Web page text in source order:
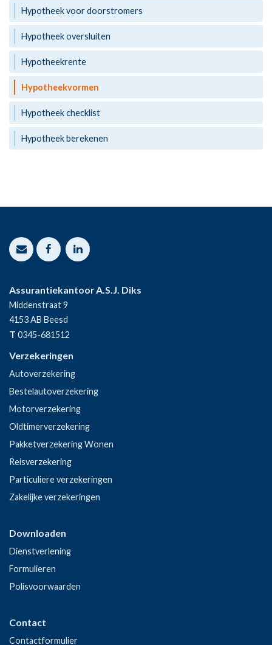
Hypotheek voor doorstromers
Hypotheek oversluiten
Hypotheekrente
Hypotheekvormen
Hypotheek checklist
Hypotheek berekenen
Assurantiekantoor A.S.J. Diks
Middenstraat 9
4153 AB Beesd
T 0345-681512
Verzekeringen
Autoverzekering
Bestelautoverzekering
Motorverzekering
Oldtimerverzekering
Pakketverzekering Wonen
Reisverzekering
Particuliere verzekeringen
Zakelijke verzekeringen
Downloaden
Dienstverlening
Formulieren
Polisvoorwaarden
Contact
Contactformulier